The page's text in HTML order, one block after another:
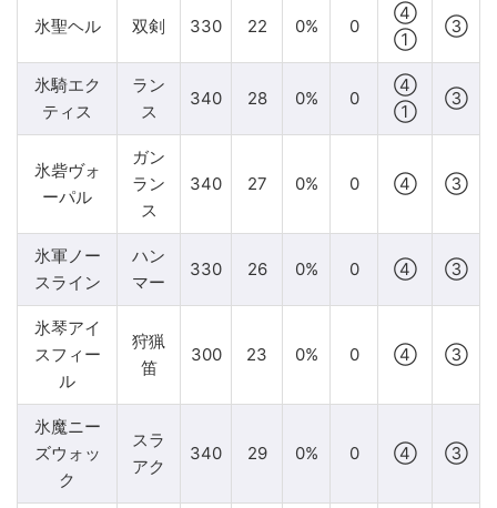
氷聖ヘル 双剣 330 22 0% 0
④
①
③
氷騎エク
ティス
ラン
ス
340 28 0% 0
④
①
③
氷砦ヴォ
ーパル
ガン
ラン
ス
340 27 0% 0 ④ ③
氷軍ノー
スライン
ハン
マー
330 26 0% 0 ④ ③
氷琴アイ
スフィー
ル
狩猟
笛
300 23 0% 0 ④ ③
氷魔ニー
ズウォッ
ク
スラ
アク
340 29 0% 0 ④ ③